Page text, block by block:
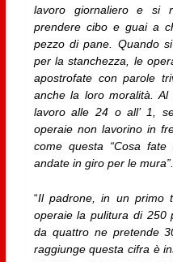
lavoro giornaliero e si
prendere cibo e guai a
pezzo di pane. Quando
per la stanchezza, le
apostrofate con parole
anche la loro moralità.
lavoro alle 24 o all’ 1,
operaie non lavorino in
come questa “Cosa
andate in giro per le mura”.
“Il padrone, in un primo
operaie la pulitura di 250
da quattro ne pretende
raggiunge questa cifra è